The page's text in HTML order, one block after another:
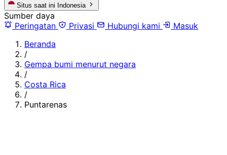
Situs saat ini Indonesia
Sumber daya
Peringatan
Privasi Hubungi kami
Masuk
Beranda
/
Gempa bumi menurut negara
/
Costa Rica
/
Puntarenas